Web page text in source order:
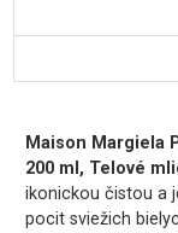
Maison Margiela
200 ml, Telové
ikonickou čistou a
pocit sviežich